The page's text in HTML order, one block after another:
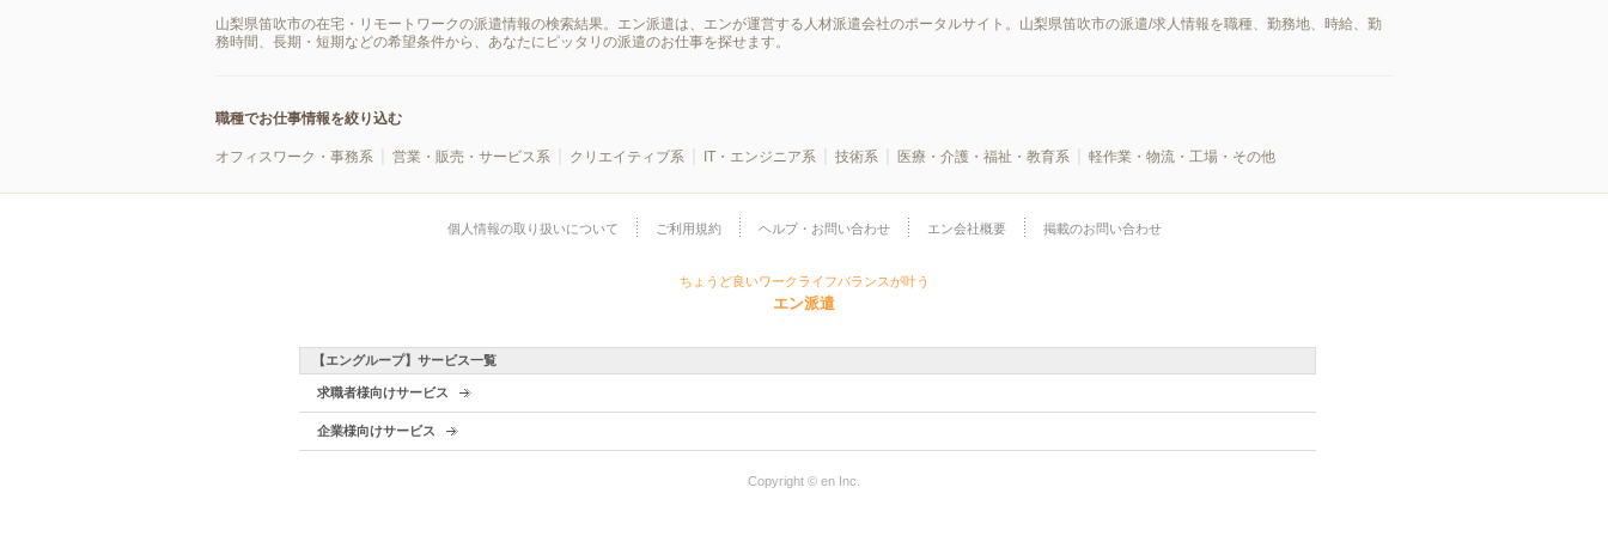
山梨県笛吹市の在宅・リモートワークの派遣情報の検索結果。エン派遣は、エンが運営する人材派遣会社のポータルサイト。山梨県笛吹市の派遣/求人情報を職種、勤務地、時給、勤
務時間、長期・短期などの希望条件から、あなたにピッタリの派遣のお仕事を探せます。
職種でお仕事情報を絞り込む
オフィスワーク・事務系 営業・販売・サービス系 クリエイティブ系 IT・エンジニア系 技術系 医療・介護・福祉・教育系 軽作業・物流・工場・その他
個人情報の取り扱いについて ご利用規約 ヘルプ・お問い合わせ エン会社概要 掲載のお問い合わせ
ちょうど良いワークライフバランスが叶う
エン派遣
【エングループ】サービス一覧
求職者様向けサービス
企業様向けサービス
Copyright © en Inc.